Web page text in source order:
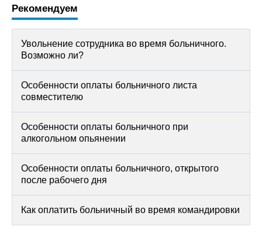
Рекомендуем
Увольнение сотрудника во время больничного.
Возможно ли?
Особенности оплаты больничного листа
совместителю
Особенности оплаты больничного при
алкогольном опьянении
Особенности оплаты больничного, открытого
после рабочего дня
Как оплатить больничный во время командировки